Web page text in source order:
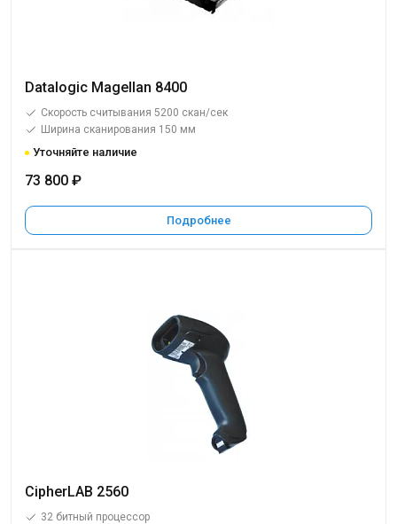
Datalogic Magellan 8400
Скорость считывания 5200 скан/сек
Ширина сканирования 150 мм
Уточняйте наличие
73 800 ₽
Подробнее
CipherLAB 2560
32 битный процессор